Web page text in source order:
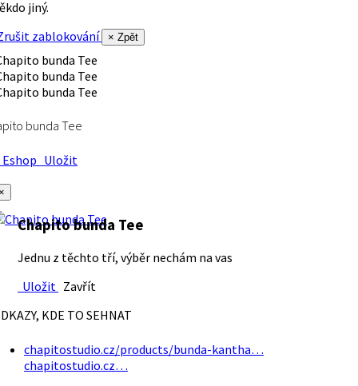
jiný.
zablokování
× Zpět
bunda Tee
Uložit
Chapito bunda Tee
Jednu z těchto tří, výběr nechám na vas
Uložit Zavřít
KDE TO SEHNAT
chapitostudio.cz/products/bunda-kantha…
chapitostudio.cz…